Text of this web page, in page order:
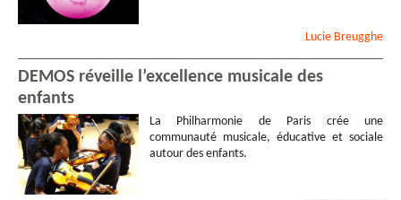
Lucie Breugghe
DEMOS réveille l’excellence musicale des
enfants
La Philharmonie de Paris crée une
communauté musicale, éducative et sociale
autour des enfants.